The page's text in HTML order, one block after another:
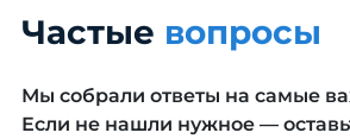
Частые вопросы
Мы собрали ответы на самые
Если не нашли нужное —